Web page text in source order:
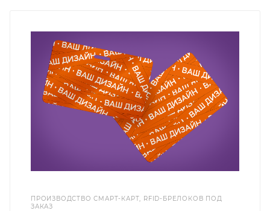
ПРОИЗВОДСТВО СМАРТ-КАРТ, RFID-БРЕЛОКОВ ПОД
ЗАКАЗ